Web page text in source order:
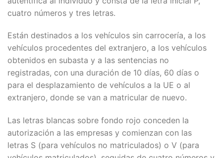
cuatro números y tres letras.
Están destinados a los vehículos sin carrocería, a los
vehículos procedentes del extranjero, a los vehículos
obtenidos en subasta y a las sentencias no
registradas, con una duración de 10 días, 60 días o
para el desplazamiento de vehículos a la UE o al
extranjero, donde se van a matricular de nuevo.
Las letras blancas sobre fondo rojo conceden la
autorización a las empresas y comienzan con las
letras S (para vehículos no matriculados) o V (para